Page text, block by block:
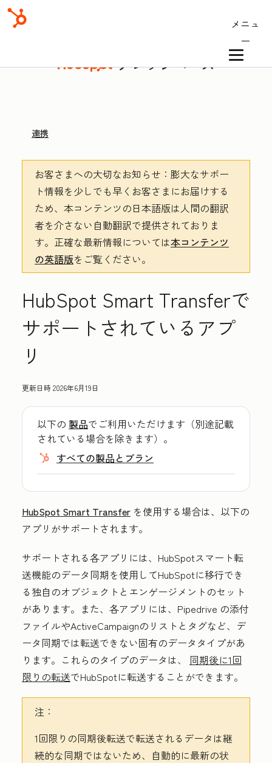
メニュ
ー
ナレッジベース
連携
お客さまへの大切なお知らせ ：膨大なサポー
ト情報を少しでも早くお客さまにお届けする
ため、本コンテンツの日本語版は人間の翻訳
者を介さない自動翻訳で提供されておりま
す。 正確な最新情報については本コンテンツ
の英語版をご覧ください。
HubSpot Smart Transferで
サポートされているアプ
リ
更新日時2026年6月19日
以下の 製品でご利用いただけます（別途記載
されている場合を除きます）。
すべての製品とプラン
HubSpot Smart Transfer を使用する場合は、以下の
アプリがサポートされます。
サポートされる各アプリには、HubSpotスマート転
送機能のデータ同期を使用してHubSpotに移行でき
る独自のオブジェクトとエンゲージメントのセット
があります。また、各アプリには、Pipedrive の添付
ファイルやActiveCampaignのリストとタグなど、デ
ータ同期では転送できない固有のデータタイプがあ
ります。これらのタイプのデータは、 同期後に1回
限りの転送でHubSpotに転送することができます。
注：
1回限りの同期後転送で転送されるデータは継
続的な同期ではないため、自動的に最新の状